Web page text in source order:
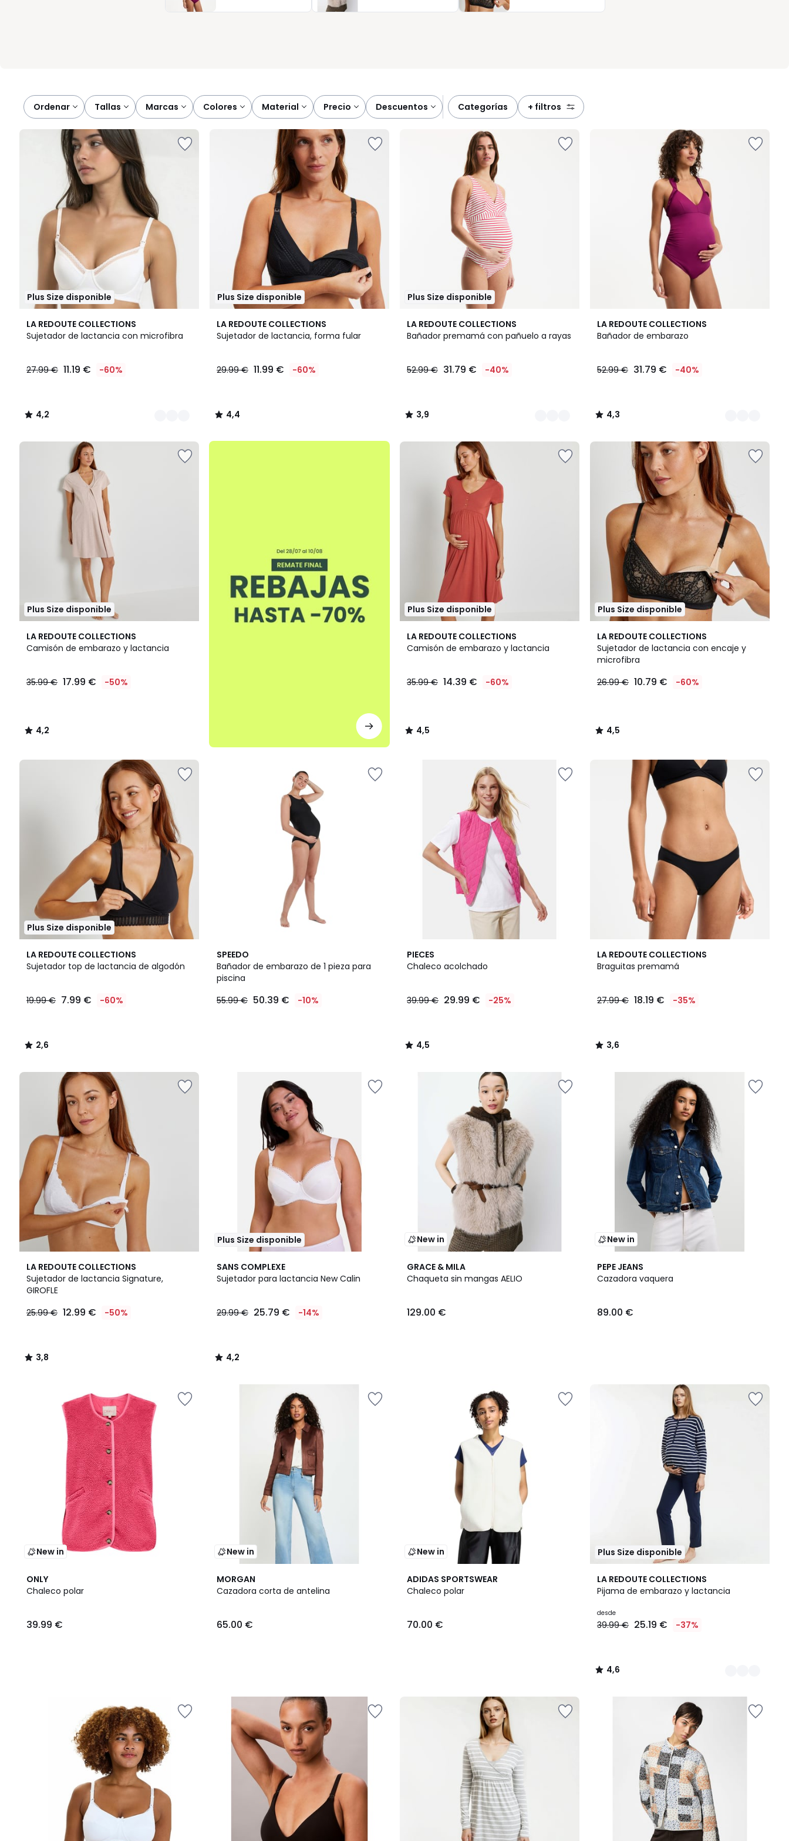
una experiencia rápida y agradable. Porque en esta etapa tan especial, lo importante es sentirse bien y disfrutar de cada
Ordenar tallas marcas colores material precio descuentos categorías + filtros
Plus Size disponible
LA REDOUTE COLLECTIONS
Sujetador de lactancia con microfibra
€
27.99
60%
descuento
27.99 € 11.19 € -60%
4,2
/ 5
2
Colores
4,2
/
Plus Size disponible
LA REDOUTE COLLECTIONS
Sujetador de lactancia, forma fular
29.99 € 11.99 € -60%
4,4
/ 5
4,4
/
Plus Size disponible
LA REDOUTE COLLECTIONS
Bañador premamá con pañuelo a rayas
52.99 € 31.79 € -40%
3,9
/ 5
2
Colores
3,9
/
LA REDOUTE COLLECTIONS
Bañador de embarazo
52.99 € 31.79 € -40%
4,3
/ 5
2
Colores
4,3
/
Plus Size disponible
LA REDOUTE COLLECTIONS
Camisón de embarazo y lactancia
35.99 € 17.99 € -50%
4,2
/ 5
4,2
/
.
Plus Size disponible
LA REDOUTE COLLECTIONS
Camisón de embarazo y lactancia
35.99 € 14.39 € -60%
4,5
/ 5
4,5
/
Plus Size disponible
LA REDOUTE COLLECTIONS
Sujetador de lactancia con encaje y
microfibra
26.99 € 10.79 € -60%
4,5
/ 5
4,5
/
Plus Size disponible
LA REDOUTE COLLECTIONS
Sujetador top de lactancia de algodón
19.99 € 7.99 € -60%
2,6
/ 5
2,6
/
SPEEDO
Bañador de embarazo de 1 pieza para
piscina
55.99 € 50.39 € -10%
PIECES
Chaleco acolchado
39.99 € 29.99 € -25%
4,5
/ 5
4,5
/
LA REDOUTE COLLECTIONS
Braguitas premamá
27.99 € 18.19 € -35%
3,6
/ 5
3,6
/
LA REDOUTE COLLECTIONS
Sujetador de lactancia Signature,
GIROFLE
25.99 € 12.99 € -50%
3,8
/ 5
3,8
/
Plus Size disponible
SANS COMPLEXE
Sujetador para lactancia New Calin
29.99 € 25.79 € -14%
4,2
/ 5
4,2
/
New in
GRACE & MILA
Chaqueta sin mangas AELIO
129.00 €
New in
PEPE JEANS
Cazadora vaquera
89.00 €
New in
ONLY
Chaleco polar
39.99 €
New in
MORGAN
Cazadora corta de antelina
65.00 €
New in
ADIDAS SPORTSWEAR
Chaleco polar
70.00 €
Plus Size disponible
LA REDOUTE COLLECTIONS
Pijama de embarazo y lactancia
desde
39.99 € 25.19 € -37%
4,6
/ 5
2
Colores
4,6
/